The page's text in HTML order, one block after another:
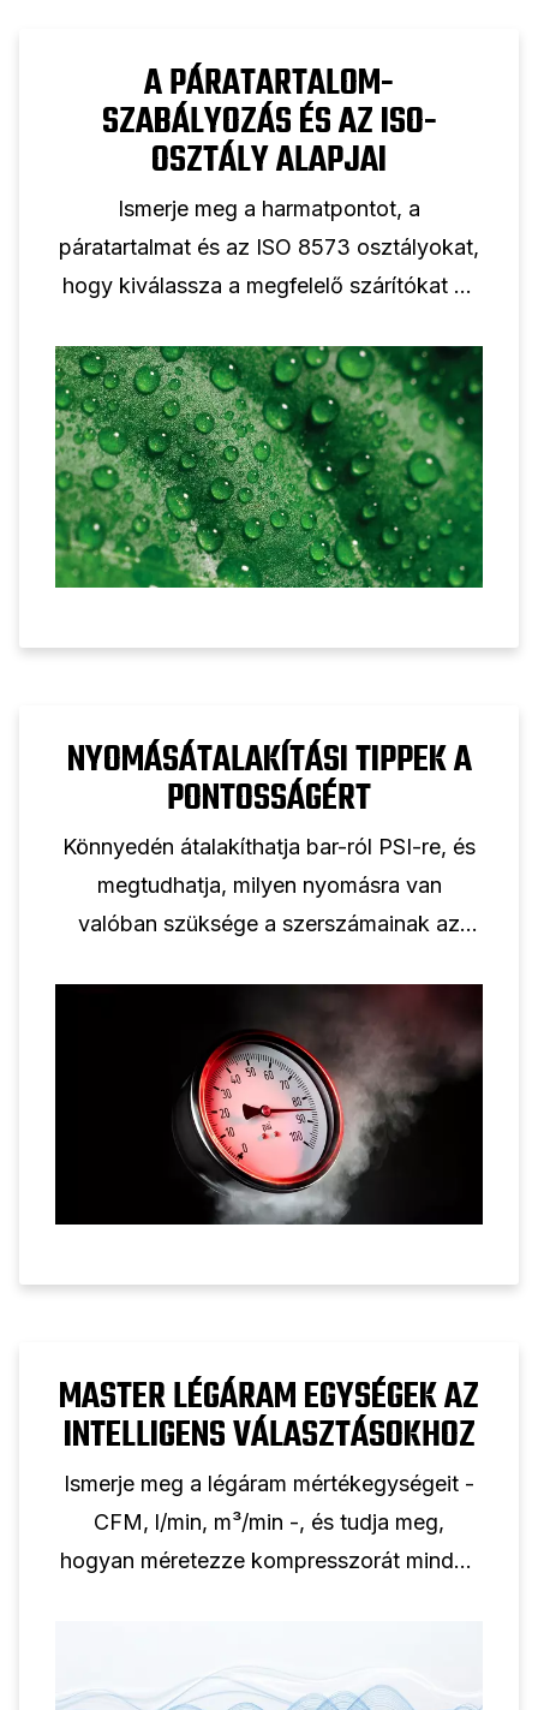
A PÁRATARTALOM-
SZABÁLYOZÁS ÉS AZ ISO-
OSZTÁLY ALAPJAI
Ismerje meg a harmatpontot, a
páratartalmat és az ISO 8573 osztályokat,
hogy kiválassza a megfelelő szárítókat és
NYOMÁSÁTALAKÍTÁSI TIPPEK A
PONTOSSÁGÉRT
Könnyedén átalakíthatja bar-ról PSI-re, és
megtudhatja, milyen nyomásra van
valóban szüksége a szerszámainak az
MASTER LÉGÁRAM EGYSÉGEK AZ
INTELLIGENS VÁLASZTÁSOKHOZ
Ismerje meg a légáram mértékegységeit -
CFM, l/min, m³/min -, és tudja meg,
hogyan méretezze kompresszorát minden